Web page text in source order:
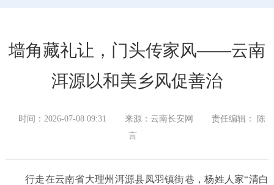
墙角藏礼让，门头传家风——云南
洱源以和美乡风促善治
时间：2026-07-08 09:31 来源：云南长安网
责任编辑： 陈
言
行走在云南省大理州洱源县凤羽镇街巷，杨姓人家“清白